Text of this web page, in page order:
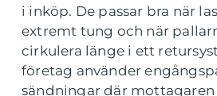
i inköp. De passar bra när
extremt tung och när
cirkulera länge i ett
företag använder
sändningar där